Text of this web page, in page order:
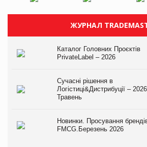
ЖУРНАЛ
Каталог Головних Проєктів
PrivateLabel – 2026
Сучасні рішення в
Логістиці&Дистрибуції –
Травень
Новинки. Просування
FMCG.Березень 2026